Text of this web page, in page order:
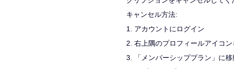
キャンセル方法:
1. アカウントにログイン
2. 右上隅のプロフィールアイコン
3. 「メンバーシッププラン」に移